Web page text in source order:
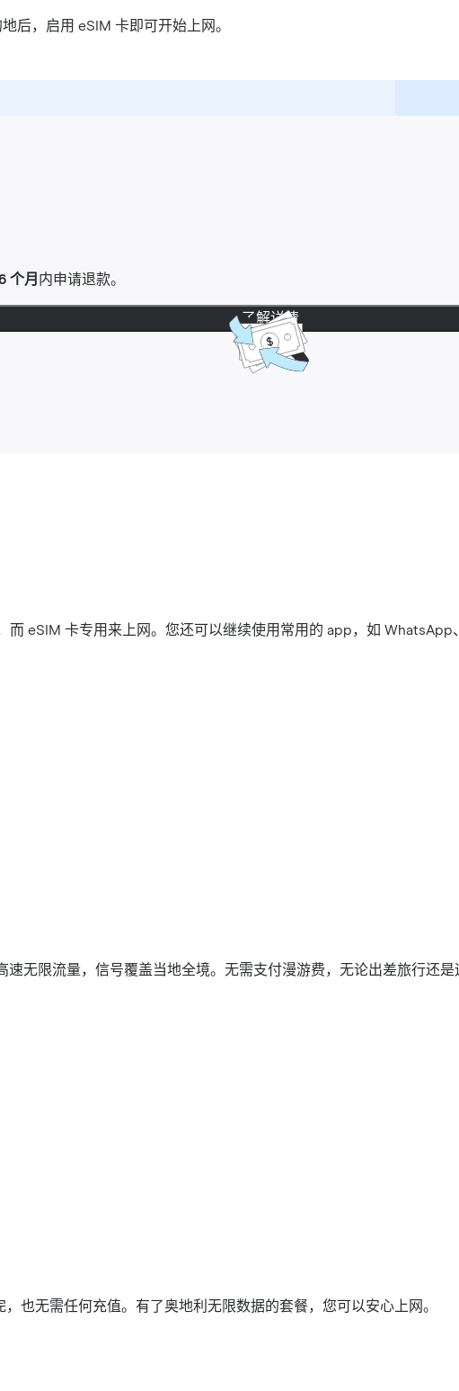
后，启用 eSIM 卡即可开始上网。
个月 内申请退款。
了解详情
而 eSIM 卡专用来上网。您还可以继续使用常用的 app，如 WhatsApp
无限流量，信号覆盖当地全境。无需支付漫游费，无论出差旅行还
也无需任何充值。有了奥地利无限数据的套餐，您可以安心上网。